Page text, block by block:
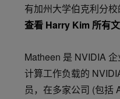
有加州大学伯克利分校
查看 Harry Kim 所有
Matheen 是 NVIDIA
计算工作负载的
员，在多家公司 (包括